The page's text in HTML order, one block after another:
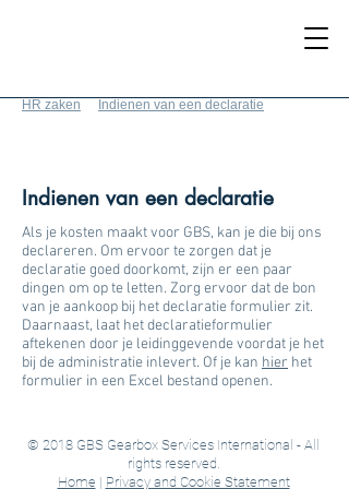
HR zaken Indienen van een declaratie
Indienen van een declaratie
Als je kosten maakt voor GBS, kan je die bij ons
declareren. Om ervoor te zorgen dat je
declaratie goed doorkomt, zijn er een paar
dingen om op te letten. Zorg ervoor dat de bon
van je aankoop bij het declaratie formulier zit.
Daarnaast, laat het declaratieformulier
aftekenen door je leidinggevende voordat je het
bij de administratie inlevert. Of je kan hier het
formulier in een Excel bestand openen.
© 2018 GBS Gearbox Services International - All
rights reserved.
Home | Privacy and Cookie Statement